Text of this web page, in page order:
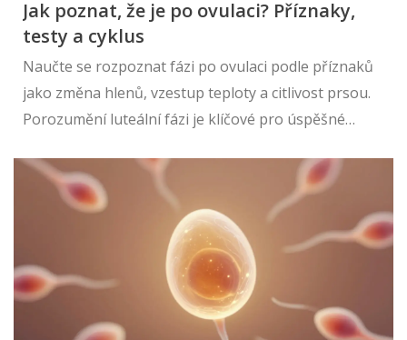
Jak poznat, že je po ovulaci? Příznaky,
testy a cyklus
Naučte se rozpoznat fázi po ovulaci podle příznaků
jako změna hlenů, vzestup teploty a citlivost prsou.
Porozumění luteální fázi je klíčové pro úspěšné